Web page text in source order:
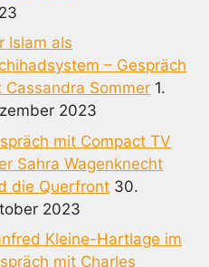
Islam als
– Gespräch
Cassandra Sommer 1.
2023
mit Compact TV
Sahra Wagenknecht
die Querfront 30.
2023
Kleine-Hartlage im
mit Charles